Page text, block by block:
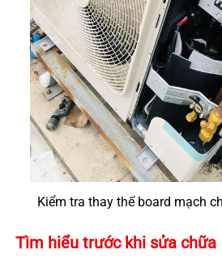
Kiểm tra thay thế board mạch
Tìm hiểu trước khi sửa chữa